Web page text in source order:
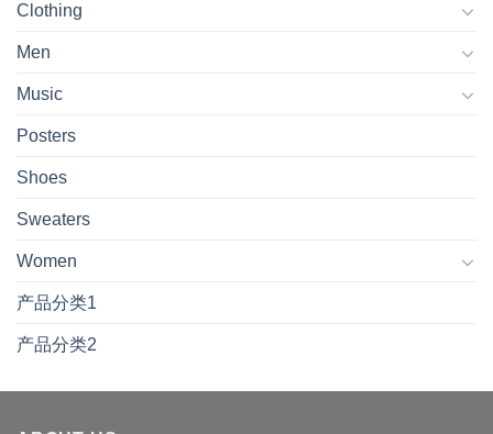
Clothing
Men
Music
Posters
Shoes
Sweaters
Women
产品分类1
产品分类2